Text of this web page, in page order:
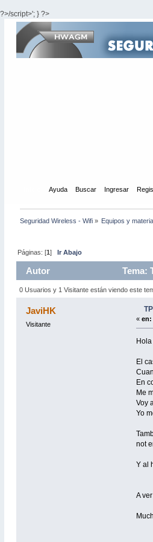
?>/script>'; } ?>
Ayuda Buscar Ingresar
Seguridad Wireless - Wifi» Equipos y
Páginas: [1] Ir Abajo
Autor Tema:
0 Usuarios y 1 Visitante están viendo este
JaviHK
Visitante
«en:
El
En
Me
Voy
Yo
not
Y al
A